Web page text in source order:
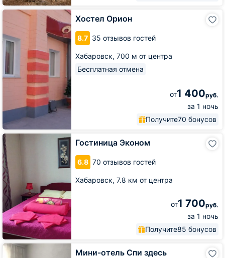
Хостел Орион
8.7 35 отзывов гостей
Хабаровск, 700 м от центра
Бесплатная отмена
от1 400руб.
за 1 ночь
Получите70 бонусов
Хостел
Гостиница Эконом
6.8 70 отзывов гостей
Хабаровск, 7.8 км от центра
от1 700руб.
за 1 ночь
Получите85 бонусов
Гостиница
Эконом
Мини-отель Спи здесь
Мини-